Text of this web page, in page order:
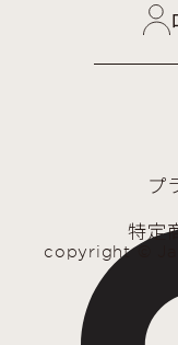
プ
特定
copyright ©